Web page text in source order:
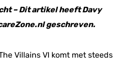
– Dit artikel heeft Davy
geschreven.
Villains VI komt met steeds